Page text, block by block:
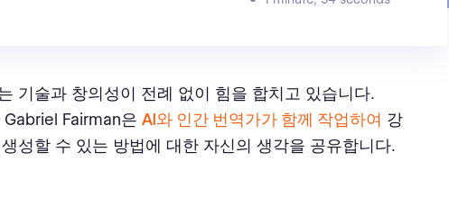
기술과 창의성이 전례 없이 힘을 합치고 있습니다.
Fairman은 AI와 인간 번역가가 함께 작업하여 강
성할 수 있는 방법에 대한 자신의 생각을 공유합니다.